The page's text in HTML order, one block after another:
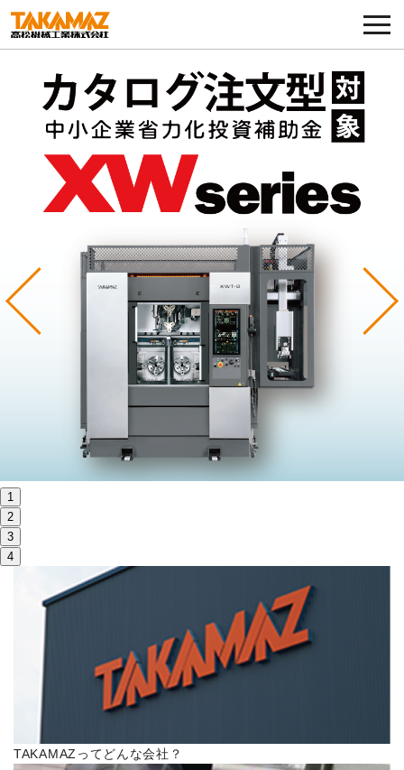
各種お問い合わせ・部品注文
採用に関してはこちらから
企業情報
展示会・イベント
コラム
製品ラインナップ
サステナビリティ
お問い合わせ
高松流技
ご利用に際して
当社のセキュリティへの取り組み
Previous
1
2
3
4
TAKAMAZってどんな会社？